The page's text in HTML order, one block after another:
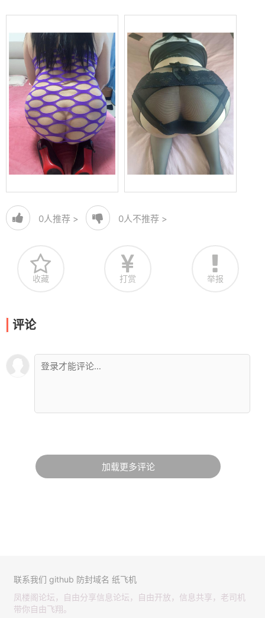
0人推荐 > 0人不推荐 >
收藏 打赏 举报
评论
加载更多评论
联系我们 github 防封域名 纸飞机
凤楼阁论坛，自由分享信息论坛，自由开放，信息共享，老司机
带你自由飞翔。